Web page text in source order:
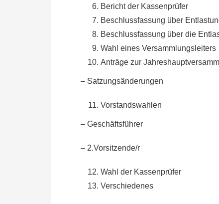
Bericht der Kassenprüfer
Beschlussfassung über
Beschlussfassung über die
Wahl eines Versammlungsleiters
Anträge zur
– Satzungsänderungen
Vorstandswahlen
– Geschäftsführer
– 2.Vorsitzende/r
Wahl der Kassenprüfer
Verschiedenes